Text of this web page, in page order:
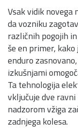
Vsak vidik novega
da vozniku
različnih pogojih
še en primer,
enduro
izkušnjami
Ta tehnologija
vključuje dve
nadzorom vžiga
zadnjega kolesa.